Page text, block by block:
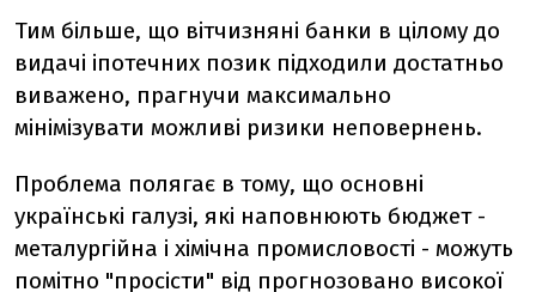
Тим більше, що вітчизняні банки в цілому до
видачі іпотечних позик підходили достатньо
виважено, прагнучи максимально
мінімізувати можливі ризики неповернень.
Проблема полягає в тому, що основні
українські галузі, які наповнюють бюджет -
металургійна і хімічна промисловості - можуть
помітно "просісти" від прогнозовано високої